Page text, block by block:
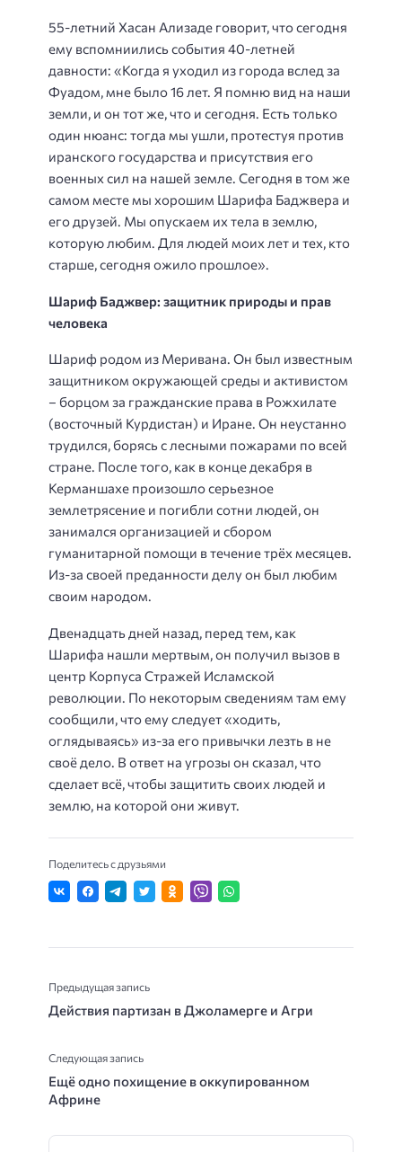
55-летний Хасан Ализаде говорит, что сегодня
ему вспомниились события 40-летней
давности: «Когда я уходил из города вслед за
Фуадом, мне было 16 лет. Я помню вид на наши
земли, и он тот же, что и сегодня. Есть только
один нюанс: тогда мы ушли, протестуя против
иранского государства и присутствия его
военных сил на нашей земле. Сегодня в том же
самом месте мы хорошим Шарифа Баджвера и
его друзей. Мы опускаем их тела в землю,
которую любим. Для людей моих лет и тех, кто
старше, сегодня ожило прошлое».
Шариф Баджвер: защитник природы и прав
человека
Шариф родом из Меривана. Он был известным
защитником окружающей среды и активистом
– борцом за гражданские права в Рожхилате
(восточный Курдистан) и Иране. Он неустанно
трудился, борясь с лесными пожарами по всей
стране. После того, как в конце декабря в
Керманшахе произошло серьезное
землетрясение и погибли сотни людей, он
занимался организацией и сбором
гуманитарной помощи в течение трёх месяцев.
Из-за своей преданности делу он был любим
своим народом.
Двенадцать дней назад, перед тем, как
Шарифа нашли мертвым, он получил вызов в
центр Корпуса Стражей Исламской
революции. По некоторым сведениям там ему
сообщили, что ему следует «ходить,
оглядываясь» из-за его привычки лезть в не
своё дело. В ответ на угрозы он сказал, что
сделает всё, чтобы защитить своих людей и
землю, на которой они живут.
Поделитесь с друзьями
Предыдущая запись
Действия партизан в Джоламерге и Агри
Следующая запись
Ещё одно похищение в оккупированном
Африне